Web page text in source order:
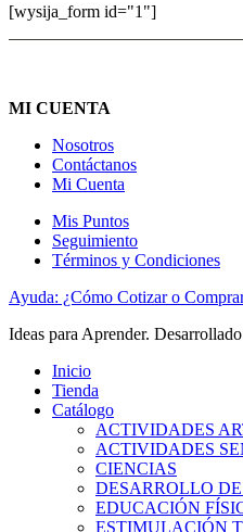
[wysija_form id="1"]
MI CUENTA
Nosotros
Contáctanos
Mi Cuenta
Mis Puntos
Seguimiento
Términos y Condiciones
Ayuda: ¿Cómo Cotizar o
Ideas para Aprender.
Inicio
Tienda
Catálogo
ACTIVIDADES
ACTIVIDADES
CIENCIAS
DESARROLLO
EDUCACIÓN
ESTIMULACIÓN